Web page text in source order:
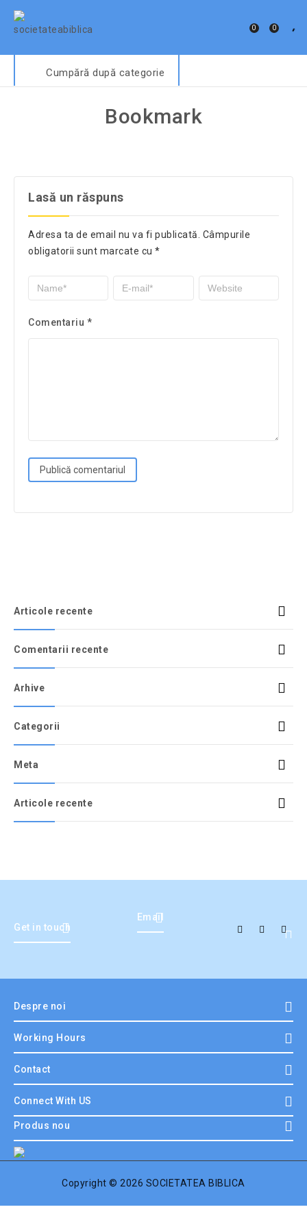
0 0
Cumpără după categorie
Bookmark
Lasă un răspuns
Adresa ta de email nu va fi publicată. Câmpurile
obligatorii sunt marcate cu *
Comentariu *
Articole recente
Comentarii recente
Arhive
Categorii
Meta
Articole recente
Get in touch
Email
Despre noi
Working Hours
Contact
Connect With US
Produs nou
Copyright © 2026 SOCIETATEA BIBLICA